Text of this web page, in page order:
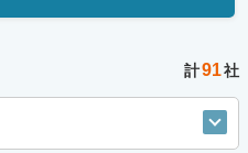
計91社